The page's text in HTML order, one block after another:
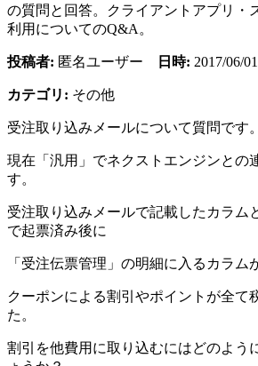
の質問と回答。クライアントアプリ・
利用についてのQ&A。
投稿者: 匿名ユーザー 日時: 2017/06/01
カテゴリ: その他
受注取り込みメールについて質問です。
現在「汎用」でネクストエンジンとの
す。
受注取り込みメールで記載したカラム
で起票済み後に
「受注伝票管理」の明細に入るカラム
クーポンによる割引やポイントが全て
た。
割引を他費用に取り込むにはどのよう